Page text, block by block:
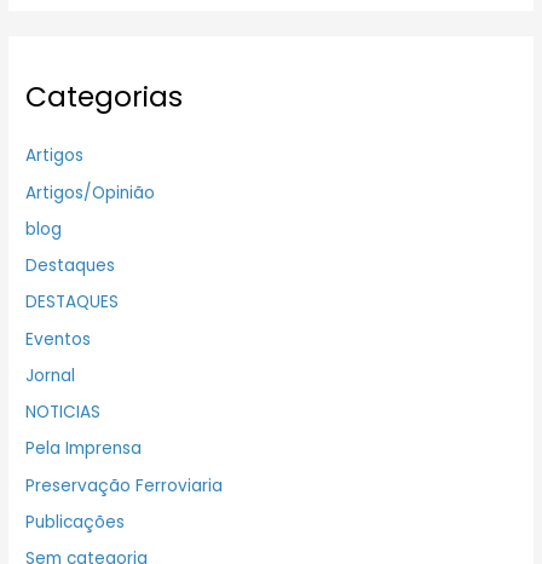
Categorias
Artigos
Artigos/Opinião
blog
Destaques
DESTAQUES
Eventos
Jornal
NOTICIAS
Pela Imprensa
Preservação Ferroviaria
Publicações
Sem categoria